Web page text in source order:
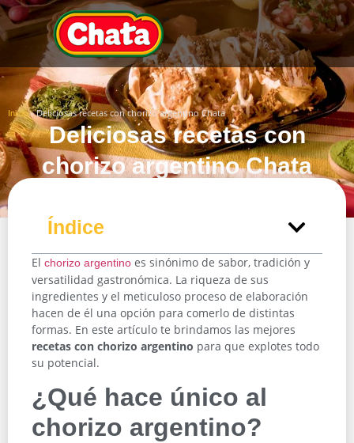
Inicio»Deliciosas recetas con chorizo argentino Chata
Deliciosas recetas con
chorizo argentino Chata
Índice
El chorizo argentino es sinónimo de sabor, tradición y
versatilidad gastronómica. La riqueza de sus
ingredientes y el meticuloso proceso de elaboración
hacen de él una opción para comerlo de distintas
formas. En este artículo te brindamos las mejores
recetas con chorizo argentino para que explotes todo
su potencial.
¿Qué hace único al
chorizo argentino?